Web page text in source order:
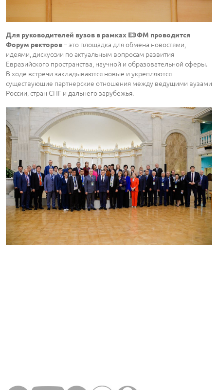
Для руководителей вузов в рамках ЕЭФМ проводится
Форум ректоров– это площадка для обмена новостями,
идеями, дискуссии по актуальным вопросам развития
Евразийского пространства, научной и образовательной сферы.
В ходе встречи закладываются новые и укрепляются
существующие партнерские отношения между ведущими вузами
России, стран СНГ и дальнего зарубежья.